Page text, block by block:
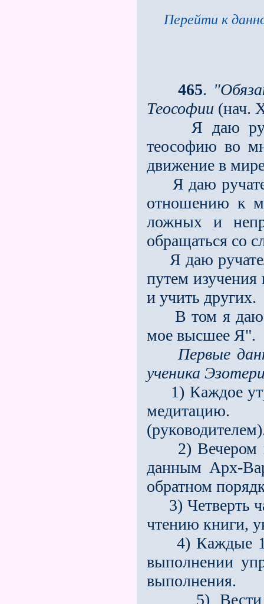
Перейти к
465.
Теософии (нач.
Я даю
теософию во
движение в
Я даю
отношению к
ложных и
обращаться со
Я даю
путем изучения
и учить других.
В том я даю
мое высшее Я".
Первые
ученика
1) Каждое
медитацию.
2) Вечером
данным Арх-
обратном
3) Четверть
чтению книги,
4) Каждые 14
выполнении
выполнения.
5) Вести